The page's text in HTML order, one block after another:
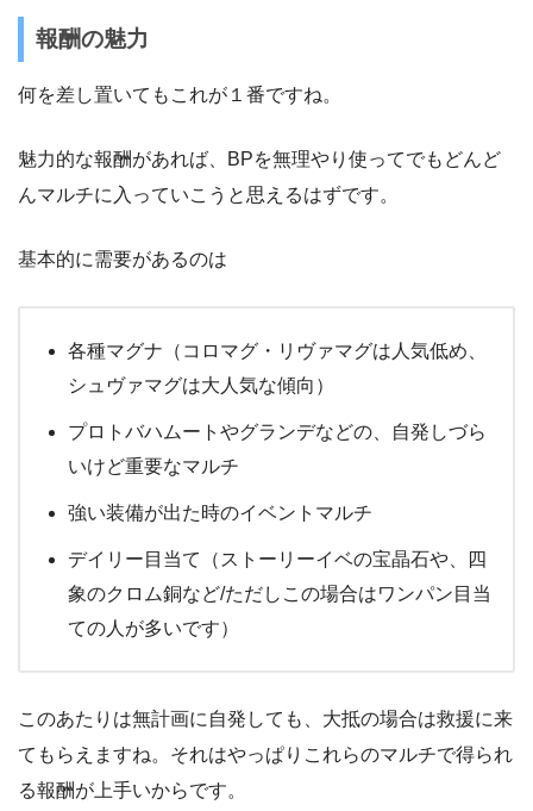
報酬の魅力
何を差し置いてもこれが１番ですね。
魅力的な報酬があれば、BPを無理やり使ってでもどんど
んマルチに入っていこうと思えるはずです。
基本的に需要があるのは
各種マグナ（コロマグ・リヴァマグは人気低め、
シュヴァマグは大人気な傾向）
プロトバハムートやグランデなどの、自発しづら
いけど重要なマルチ
強い装備が出た時のイベントマルチ
デイリー目当て（ストーリーイベの宝晶石や、四
象のクロム銅など/ただしこの場合はワンパン目当
ての人が多いです）
このあたりは無計画に自発しても、大抵の場合は救援に来
てもらえますね。それはやっぱりこれらのマルチで得られ
る報酬が上手いからです。